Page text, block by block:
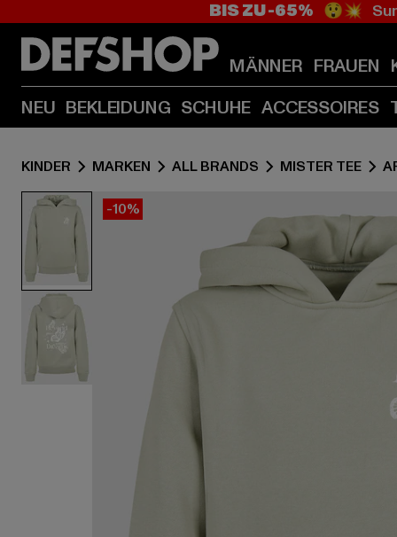
BIS ZU -65% 😲💥
MÄNNER FRAUEN
NEU BEKLEIDUNG SCHUHE ACCESSOIRES
KINDER MARKEN ALL BRANDS MISTER TEE
-10%